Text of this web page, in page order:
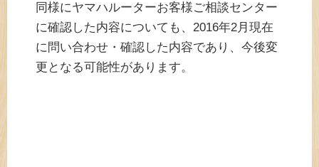
同様にヤマハルーターお客様ご相談センター
に確認した内容についても、2016年2月現在
に問い合わせ・確認した内容であり、今後変
更となる可能性があります。